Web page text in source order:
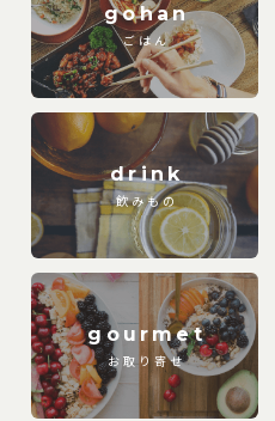
gohan
ごはん
drink
飲みもの
gourmet
お取り寄せ